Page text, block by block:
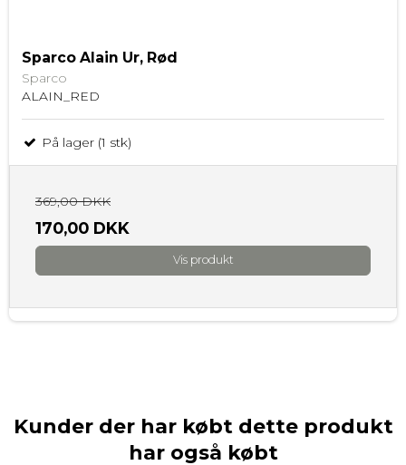
Sparco Alain Ur, Rød
Sparco
ALAIN_RED
På lager (1 stk)
369,00 DKK
170,00 DKK
Vis produkt
Kunder der har købt dette produkt
har også købt